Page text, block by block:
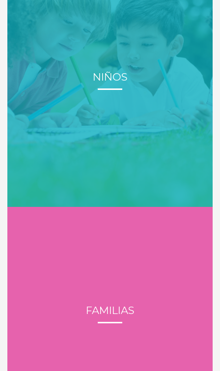
NIÑOS
FAMILIAS